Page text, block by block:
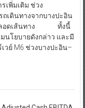
เพิ่มเติม ช่วง
เดินทางจากบางปะอิน
งตลอดเส้นทาง ทั้งนี้
นโยบายดังกล่าว และมี
วย์ M6 ช่วงบางปะอิน–